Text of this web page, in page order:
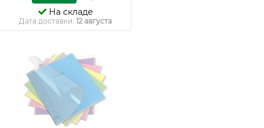
На складе
Дата доставки: 12 августа